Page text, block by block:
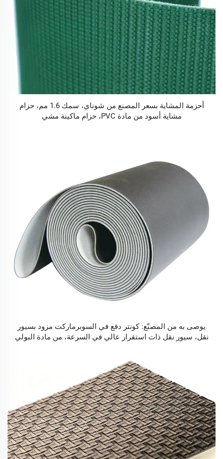
أحزمة المشاية بسعر المصنع من شوناي، سمك 1.6 مم، حزام
مشاية أسود من مادة PVC، حزام ماكينة مشي
يوصى به من المصنّع: كونتر دفع في السوبرماركت مزود بسيور
نقل، سيور نقل ذات استقرار عالي في السرعة، من مادة البولي